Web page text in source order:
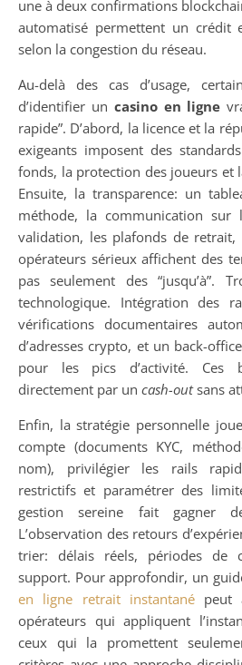
une à deux confirmations
automatisé permettent un crédit
selon la congestion du réseau.
Au-delà des cas d’usage,
d’identifier un casino en ligne
rapide”. D’abord, la licence et la
exigeants imposent des
fonds, la protection des joueurs et
Ensuite, la transparence: un
méthode, la communication sur
validation, les plafonds de retrait,
opérateurs sérieux affichent des
pas seulement des “jusqu’à”.
technologique. Intégration des
vérifications documentaires
d’adresses crypto, et un back-
pour les pics d’activité. Ces
directement par un cash-outsans
Enfin, la stratégie personnelle
compte (documents KYC,
nom), privilégier les rails
restrictifs et paramétrer des
gestion sereine fait gagner
L’observation des retours
trier: délais réels, périodes de
support. Pour approfondir, un
en ligne retrait instantanépeut
opérateurs qui appliquent
ceux qui la promettent